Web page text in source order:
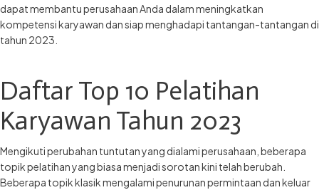
dapat membantu perusahaan Anda dalam meningkatkan
kompetensi karyawan dan siap menghadapi tantangan-tantangan di
tahun 2023.
Daftar Top 10 Pelatihan
Karyawan Tahun 2023
Mengikuti perubahan tuntutan yang dialami perusahaan, beberapa
topik pelatihan yang biasa menjadi sorotan kini telah berubah.
Beberapa topik klasik mengalami penurunan permintaan dan keluar